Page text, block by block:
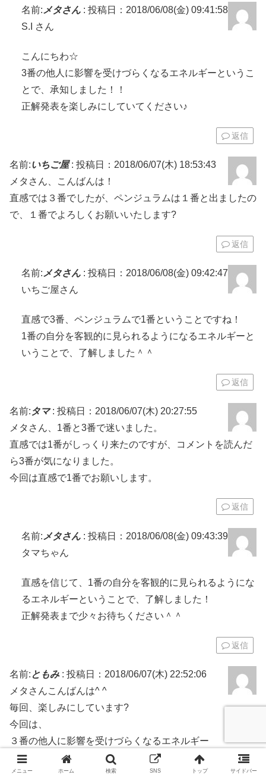
名前: メタさん : 投稿日：2018/06/08(金) 09:41:58
S.I さん
こんにちわ☆
3番の他人に影響を受けづらくなるエネルギーというこ
とで、承知しました！！
正解発表を楽しみにしていてください♪
返信
名前:いちご屋: 投稿日：2018/06/07(木) 18:53:43
メタさん、こんばんは！
直感では３番でしたが、ペンジュラムは１番と出ましたの
で、１番でよろしくお願いいたします?
返信
名前: メタさん : 投稿日：2018/06/08(金) 09:42:47
いちご屋さん
直感で3番、ペンジュラムで1番ということですね！
1番の自分を客観的に見られるようになるエネルギーと
いうことで、了解しました＾＾
返信
名前: タマ: 投稿日：2018/06/07(木) 20:27:55
メタさん、1番と3番で迷いました。
直感では1番がしっくり来たのですが、コメントを読んだ
ら3番が気になりました。
今回は直感で1番でお願いします。
返信
名前: メタさん : 投稿日：2018/06/08(金) 09:43:39
タマちゃん
直感を信じて、1番の自分を客観的に見られるようにな
るエネルギーということで、了解しました！
正解発表まで少々お待ちください＾＾
返信
名前: ともみ: 投稿日：2018/06/07(木) 22:52:06
メタさんこんばんは^ ^
毎回、楽しみにしています?
今回は、
３番の他人に影響を受けづらくなるエネルギー
でお願いします。
メニュー ホーム 検索 SNS トップ サイドバー